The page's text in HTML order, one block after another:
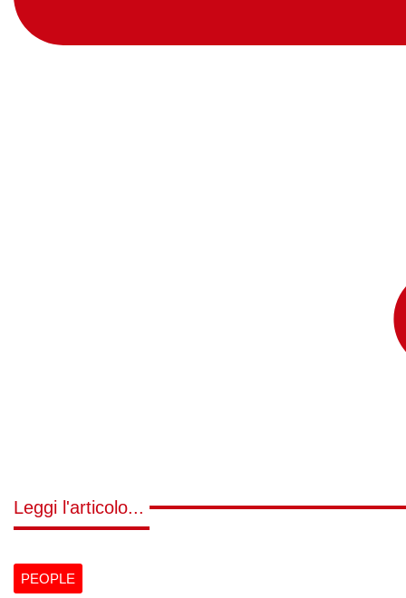
Leggi l'articolo...
PEOPLE